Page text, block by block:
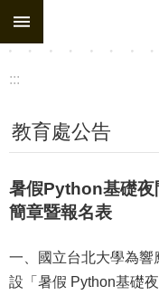
跳到主要內容區塊
搜
尋
處
務
織
政
公
:::
教育處公告
暑假Python基礎夜
簡章暨報名表
一、國立台北大學為響
設「暑假 Python基礎